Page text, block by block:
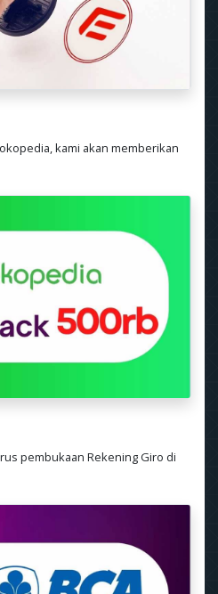
kami akan memberikan
pembukaan Rekening Giro di